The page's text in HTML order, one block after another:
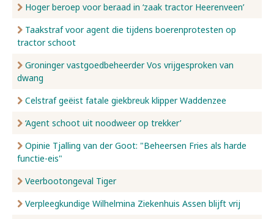
Hoger beroep voor beraad in ‘zaak tractor Heerenveen’
Taakstraf voor agent die tijdens boerenprotesten op
tractor schoot
Groninger vastgoedbeheerder Vos vrijgesproken van
dwang
Celstraf geëist fatale giekbreuk klipper Waddenzee
‘Agent schoot uit noodweer op trekker’
Opinie Tjalling van der Goot: "Beheersen Fries als harde
functie-eis"
Veerbootongeval Tiger
Verpleegkundige Wilhelmina Ziekenhuis Assen blijft vrij